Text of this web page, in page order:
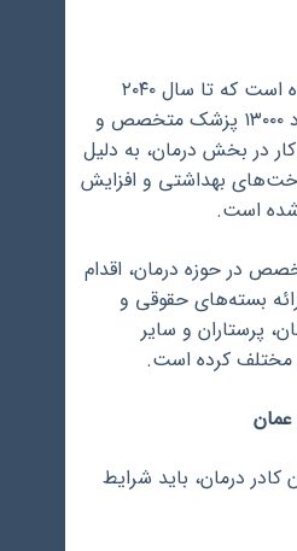
وزارت بهداشت عمان اعلام کرده است که تا سال ۲۰۴۰
میلادی، این کشور نیاز به حدود ۱۳۰۰۰ پزشک متخصص و
در بخش درمان، به دلیل
بهداشتی و افزایش
شده است.
در حوزه درمان، اقدام
بسته‌های حقوقی و
پرستاران و سایر
مختلف کرده است.
عمان
کادر درمان، باید شرایط